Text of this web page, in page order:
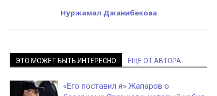
Нуржамал Джанибекова
ЭТО МОЖЕТ БЫТЬ ИНТЕРЕСНО ЕЩЕ ОТ АВТОРА
«Его поставил я» Жапаров о